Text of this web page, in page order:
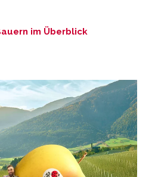
im Überblick